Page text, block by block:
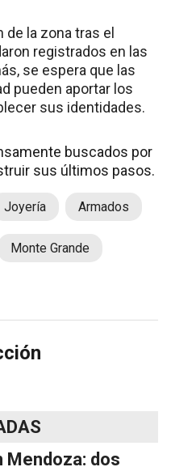
la zona tras el
registrados en las
se espera que las
pueden aportar los
sus identidades.
buscados por
sus últimos pasos.
Joyería Armados
Monte Grande
Mendoza: dos